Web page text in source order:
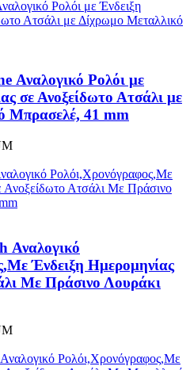
Αναλογικό Ρολόι με
σε Ανοξείδωτο Ατσάλι με
Μπρασελέ, 41 mm
Αναλογικό
Ένδειξη Ημερομηνίας
Με Πράσινο Λουράκι